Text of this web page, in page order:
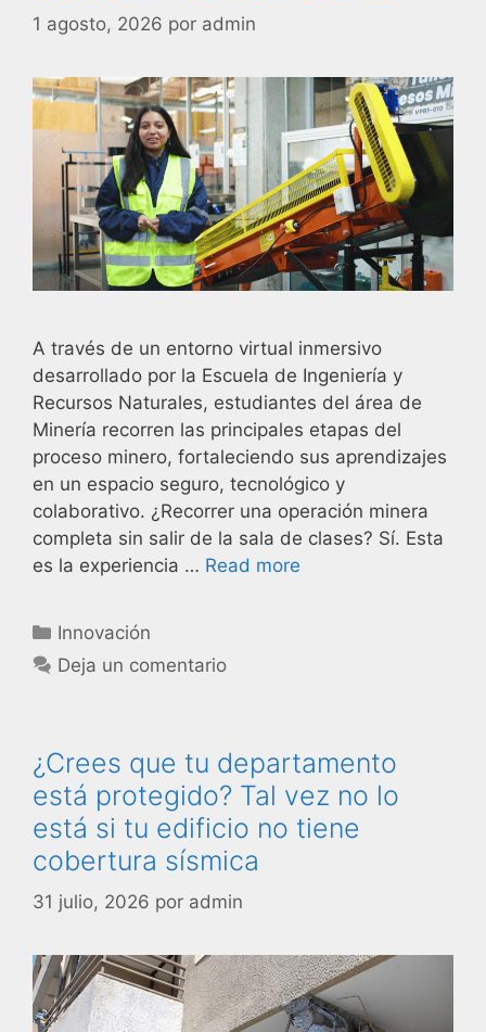
1 agosto, 2026 por admin
A través de un entorno virtual inmersivo
desarrollado por la Escuela de Ingeniería y
Recursos Naturales, estudiantes del área de
Minería recorren las principales etapas del
proceso minero, fortaleciendo sus aprendizajes
en un espacio seguro, tecnológico y
colaborativo. ¿Recorrer una operación minera
completa sin salir de la sala de clases? Sí. Esta
es la experiencia … Read more
Innovación
Deja un comentario
¿Crees que tu departamento
está protegido? Tal vez no lo
está si tu edificio no tiene
cobertura sísmica
31 julio, 2026 por admin